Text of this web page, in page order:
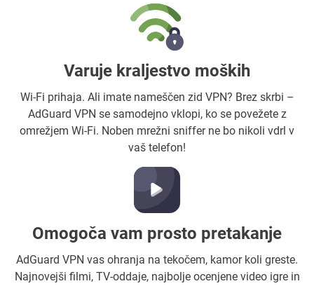
Varuje kraljestvo moških
Wi-Fi prihaja. Ali imate nameščen zid VPN? Brez skrbi –
AdGuard VPN se samodejno vklopi, ko se povežete z
omrežjem Wi-Fi. Noben mrežni sniffer ne bo nikoli vdrl v
vaš telefon!
Omogoča vam prosto pretakanje
AdGuard VPN vas ohranja na tekočem, kamor koli greste.
Najnovejši filmi, TV-oddaje, najbolje ocenjene video igre in